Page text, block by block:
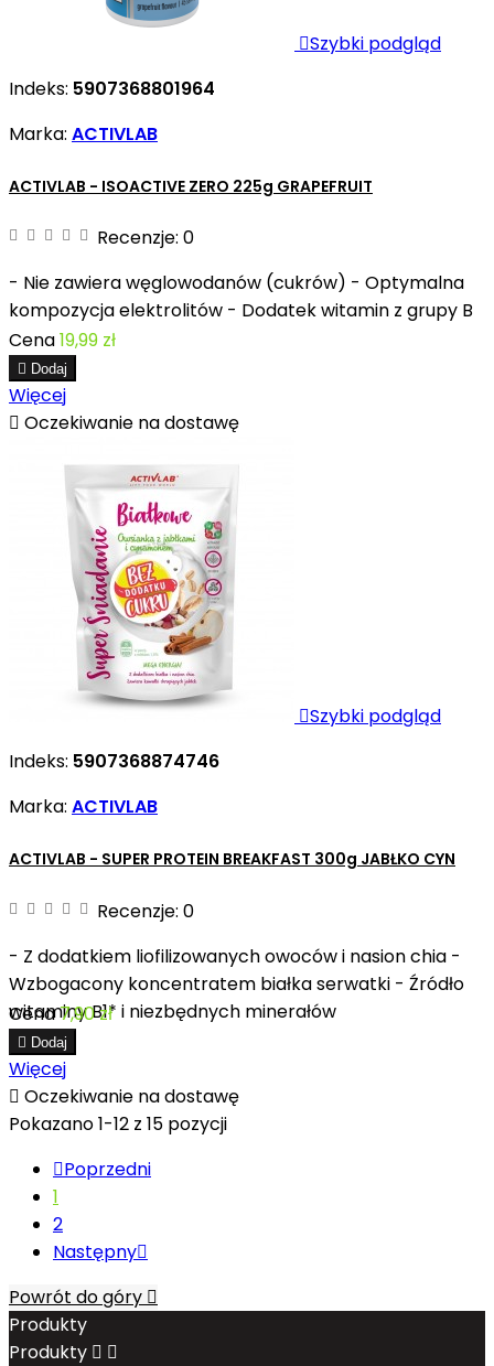
Szybki podgląd
Indeks: 5907368801964
Marka: ACTIVLAB
ACTIVLAB - ISOACTIVE ZERO 225g GRAPEFRUIT
Recenzje: 0
- Nie zawiera węglowodanów (cukrów) - Optymalna
kompozycja elektrolitów - Dodatek witamin z grupy B
Cena19,99 zł
 Dodaj
Więcej
 Oczekiwanie na dostawę
Szybki podgląd
Indeks: 5907368874746
Marka: ACTIVLAB
ACTIVLAB - SUPER PROTEIN BREAKFAST 300g JABŁKO CYN
Recenzje: 0
- Z dodatkiem liofilizowanych owoców i nasion chia -
Wzbogacony koncentratem białka serwatki - Źródło
witaminy B1* i niezbędnych minerałów
Cena7,90 zł
 Dodaj
Więcej
 Oczekiwanie na dostawę
Pokazano 1-12 z 15 pozycji
Poprzedni
1
2
Następny
Powrót do góry 
Produkty
Produkty  